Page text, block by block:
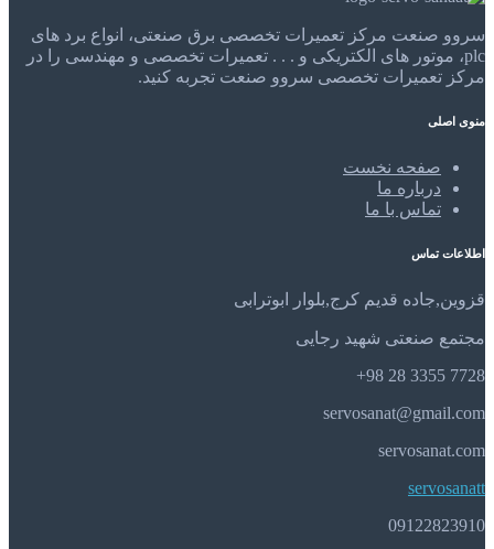
سروو صنعت مرکز تعمیرات تخصصی برق صنعتی، انواع برد های
plc، موتور های الکتریکی و . . . تعمیرات تخصصی و مهندسی را در
مرکز تعمیرات تخصصی سروو صنعت تجربه کنید.
منوی اصلی
صفحه نخست
درباره ما
تماس با ما
اطلاعات تماس
قزوین,جاده قدیم کرج,بلوار ابوترابی
مجتمع صنعتی شهید رجایی
7728 3355 28 98+
servosanat@gmail.com
servosanat.com
servosanatt
09122823910